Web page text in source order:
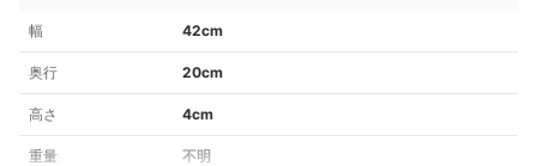
幅 42cm
奥行 20cm
高さ 4cm
重量 不明